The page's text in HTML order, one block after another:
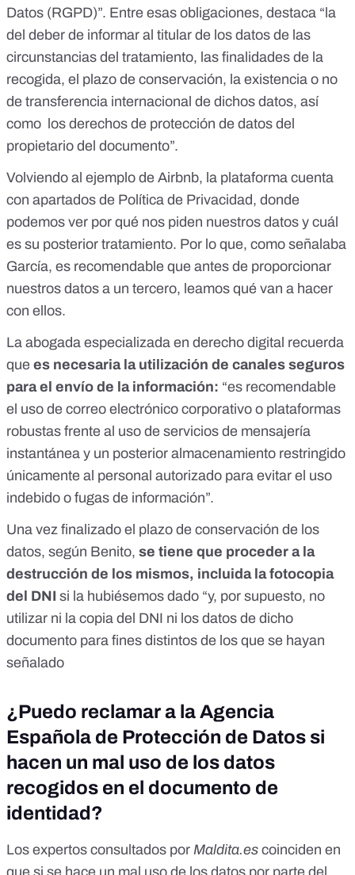
Datos (RGPD)”. Entre esas obligaciones, destaca “la
del deber de informar al titular de los datos de las
circunstancias del tratamiento, las finalidades de la
recogida, el plazo de conservación, la existencia o no
de transferencia internacional de dichos datos, así
como los derechos de protección de datos del
propietario del documento”.
Volviendo al ejemplo de Airbnb, la plataforma cuenta
con apartados de Política de Privacidad, donde
podemos ver por qué nos piden nuestros datos y cuál
es su posterior tratamiento. Por lo que, como señalaba
García, es recomendable que antes de proporcionar
nuestros datos a un tercero, leamos qué van a hacer
con ellos.
La abogada especializada en derecho digital recuerda
que es necesaria la utilización de canales seguros
para el envío de la información: “es recomendable
el uso de correo electrónico corporativo o plataformas
robustas frente al uso de servicios de mensajería
instantánea y un posterior almacenamiento restringido
únicamente al personal autorizado para evitar el uso
indebido o fugas de información”.
Una vez finalizado el plazo de conservación de los
datos, según Benito, se tiene que proceder a la
destrucción de los mismos, incluida la fotocopia
del DNI si la hubiésemos dado “y, por supuesto, no
utilizar ni la copia del DNI ni los datos de dicho
documento para fines distintos de los que se hayan
señalado
¿Puedo reclamar a la Agencia
Española de Protección de Datos si
hacen un mal uso de los datos
recogidos en el documento de
identidad?
Los expertos consultados por Maldita.es coinciden en